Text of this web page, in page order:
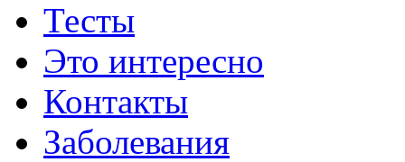
Тесты
Это интересно
Контакты
Заболевания